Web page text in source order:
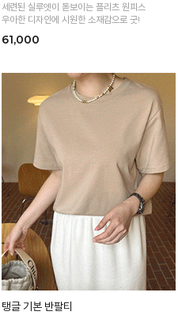
세련된 실루엣이 돋보이는 플리츠 원피스
우아한 디자인에 시원한 소재감으로 굿!
61,000
탱글 기본 반팔티